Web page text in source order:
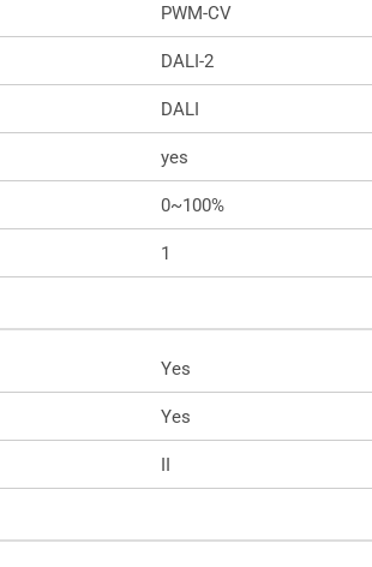
PWM-CV
DALI-2
DALI
yes
0~100%
1
Yes
Yes
II